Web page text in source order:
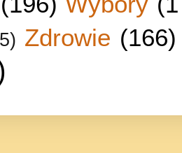
Zdrowie (166)